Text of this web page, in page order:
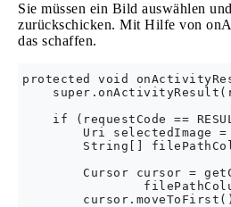
Sie müssen ein Bild auswählen
zurückschicken. Mit Hilfe von
das schaffen.
protected void
if (requestCode ==
Uri selectedImage =
String[]
Cursor cursor =